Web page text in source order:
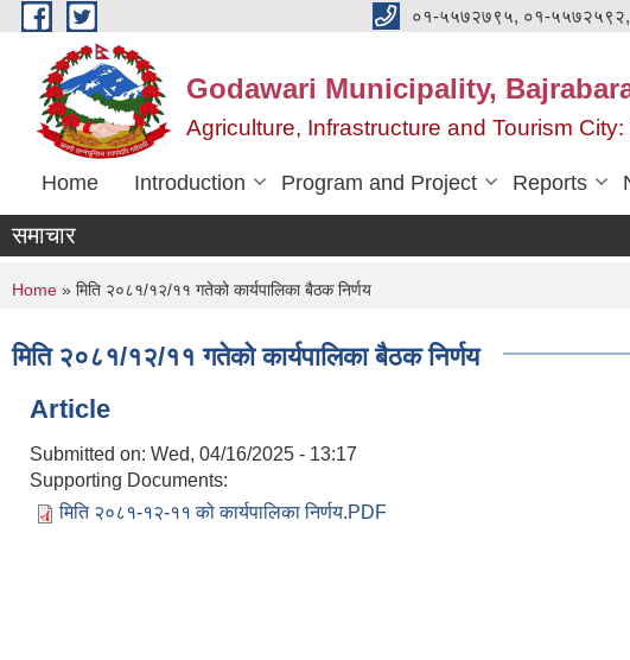
Skip to main content ०१-५५७२७९५, ०१-
Godawari Municipality,
Agriculture, Infrastructure and Tourism
Home Introduction Program and Project Reports
समाचार
You are here
Home » मिति २०८१/१२/११ गतेको कार्यपालिका बैठक निर्णय
मिति २०८१/१२/११ गतेको कार्यपालिका बैठक निर्णय
Article
Submitted on: Wed, 04/16/2025 - 13:17
Supporting Documents:
मिति २०८१-१२-११ को कार्यपालिका निर्णय.PDF